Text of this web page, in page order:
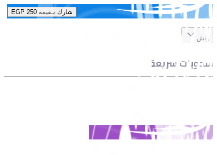
شارك بـقيمة EGP 250
راش
سحوبات سريعة